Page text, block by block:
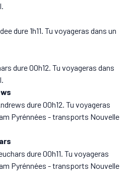
dure 1h11. Tu voyageras dans un
dure 00h12. Tu voyageras dans
dure 00h12. Tu voyageras
Pyrénnées - transports Nouvelle
dure 00h11. Tu voyageras
Pyrénnées - transports Nouvelle